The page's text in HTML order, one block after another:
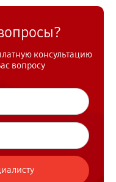
консультацию
вопросу